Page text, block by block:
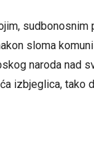
sudbonosnim
sloma
naroda nad
izbjeglica, tako